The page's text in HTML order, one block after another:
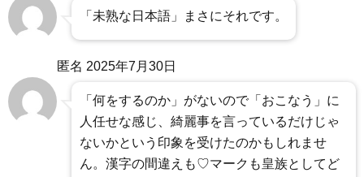
「未熟な日本語」まさにそれです。
匿名 2025年7月30日
「何をするのか」がないので「おこなう」に
人任せな感じ、綺麗事を言っているだけじゃ
ないかという印象を受けたのかもしれませ
ん。漢字の間違えも♡マークも皇族としてど